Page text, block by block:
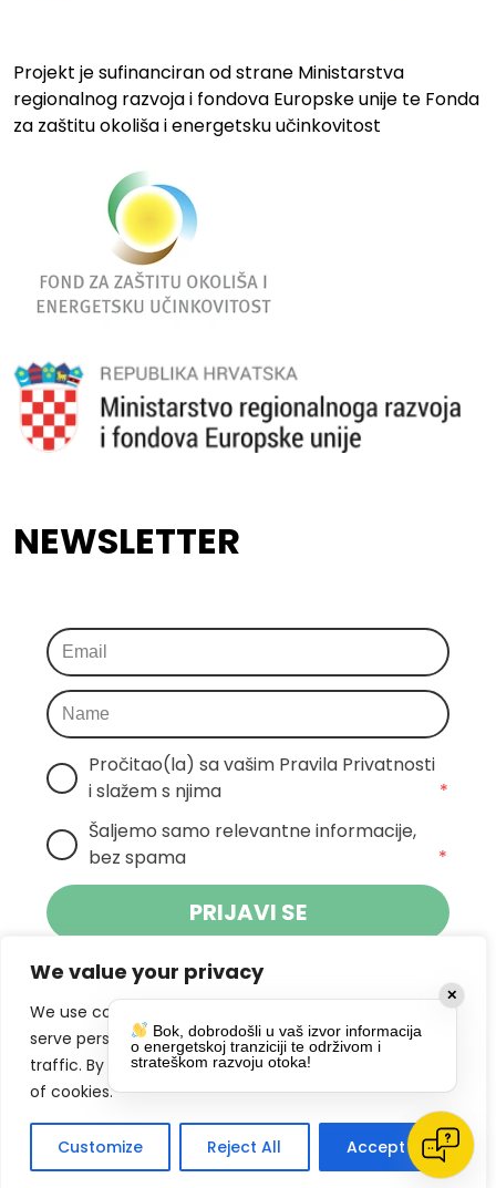
We value your privacy
We use cookies to enhance your browsing experience,
serve personalized ads or content, and analyze our
traffic. By clicking "Accept All", you consent to our use
of cookies.
Customize Reject All Accept All
Projekt je sufinanciran od strane Ministarstva
regionalnog razvoja i fondova Europske unije te Fonda
za zaštitu okoliša i energetsku učinkovitost
NEWSLETTER
Pročitao(la) sa vašim Pravila Privatnosti
i slažem s njima
*
Šaljemo samo relevantne informacije,
bez spama
*
PRIJAVI SE
Klikom na gumb dajete suglasnost za
primanje novosti Pokreta Otoka te se
slažete spolitikom privatnosti.
DRUŠTVENE MREŽE
✕
Bok, dobrodošli u vaš izvor informacija
o energetskoj tranziciji te održivom i
strateškom razvoju otoka!